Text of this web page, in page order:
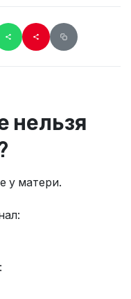
нельзя
у матери.